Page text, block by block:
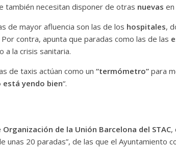
también necesitan disponer de otras nuevas en
de mayor afluencia son las de los hospitales,
contra, apunta que paradas como las de las
a la crisis sanitaria.
de taxis actúan como un “termómetro” para
yendo bien“.
de la Unión Barcelona del STAC,
unas 20 paradas”, de las que el Ayuntamiento